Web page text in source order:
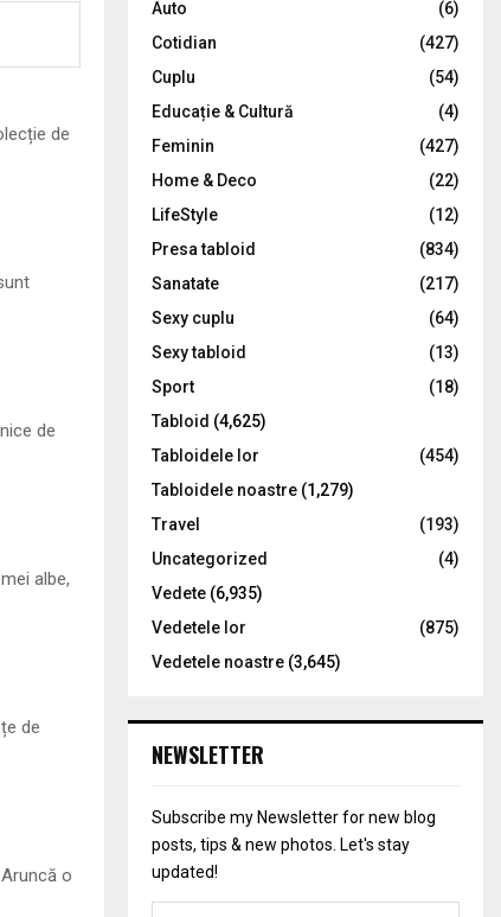
de
de
albe,
de
o
:
C
Auto
(6)
Cotidian
(427)
Cuplu
(54)
Educație & Cultură
(4)
Feminin
(427)
Home & Deco
(22)
LifeStyle
(12)
Presa tabloid
(834)
Sanatate
(217)
Sexy cuplu
(64)
Sexy tabloid
(13)
Sport
(18)
Tabloid (4,625)
Tabloidele lor
(454)
Tabloidele noastre (1,279)
Travel
(193)
Uncategorized
(4)
Vedete (6,935)
Vedetele lor
(875)
Vedetele noastre (3,645)
NEWSLETTER
Subscribe my Newsletter for new blog
posts, tips & new photos. Let's stay
updated!